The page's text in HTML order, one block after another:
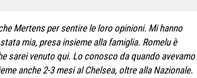
Mertens per sentire le loro opinioni. Mi hanno
mia, presa insieme alla famiglia. Romelu è
sarei venuto qui. Lo conosco da quando avevamo
anche 2-3 mesi al Chelsea, oltre alla Nazionale.